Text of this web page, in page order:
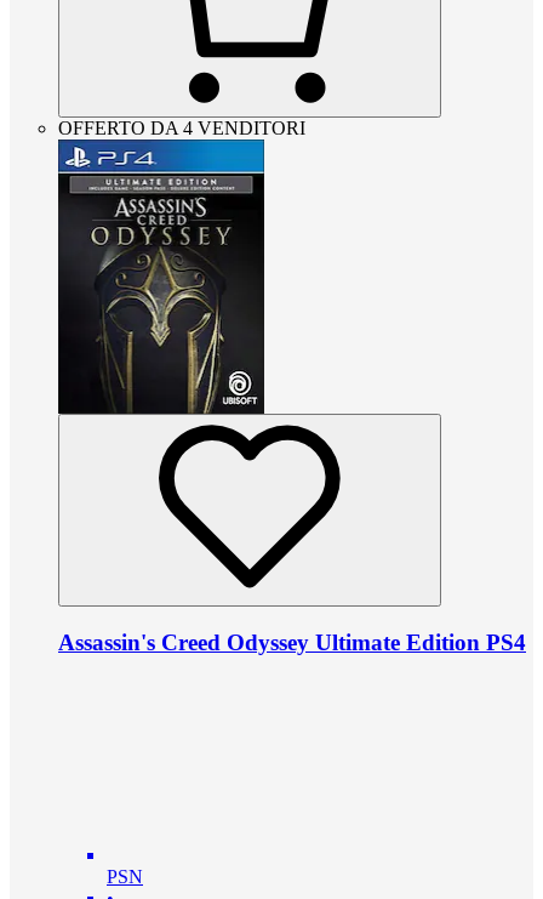
OFFERTO DA 4 VENDITORI
Assassin's Creed Odyssey Ultimate Edition PS4
PSN